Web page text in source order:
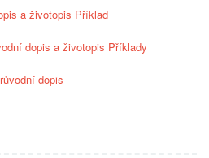
a životopis Příklad
dopis a životopis Příklady
dopis